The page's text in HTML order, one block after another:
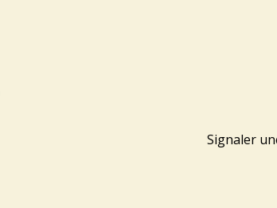
Signaler